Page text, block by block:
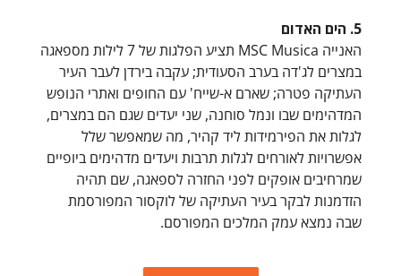
5. הים האדום
האנייה MSC Musica תציע הפלגות של 7 לילות מספאגה
במצרים לג'דה בערב הסעודית; עקבה בירדן לעבר העיר
העתיקה פטרה; שארם א-שייח' עם החופים ואתרי הנופש
המדהימים שבו ונמל סוחנה, שני יעדים שגם הם במצרים,
לגלות את הפירמידות ליד קהיר, מה שמאפשר שלל
אפשרויות לאורחים לגלות תרבות ויעדים מדהימים ביופיים
שמרחיבים אופקים לפני החזרה לספאגה, שם תהיה
הזדמנות לבקר בעיר העתיקה של לוקסור המפורסמת
שבה נמצא עמק המלכים המפורסם.